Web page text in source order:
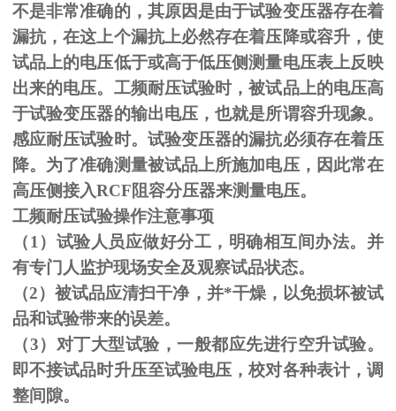
不是非常准确的，其原因是由于试验变压器存在着
漏抗，在这上个漏抗上必然存在着压降或容升，使
试品上的电压低于或高于低压侧测量电压表上反映
出来的电压。工频耐压试验时，被试品上的电压高
于试验变压器的输出电压，也就是所谓容升现象。
感应耐压试验时。试验变压器的漏抗必须存在着压
降。为了准确测量被试品上所施加电压，因此常在
高压侧接入RCF阻容分压器来测量电压。
工频耐压试验操作注意事项
（1 ）试验人员应做好分工，明确相互间办法。并
有专门人监护现场安全及观察试品状态。
（2）被试品应清扫干净，并*干燥，以免损坏被试
品和试验带来的误差。
（3）对丁大型试验，一般都应先进行空升试验。
即不接试品时升压至试验电压，校对各种表计，调
整间隙。